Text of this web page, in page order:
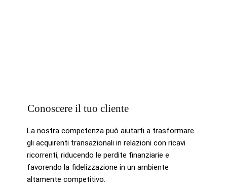
Conoscere il tuo cliente
La nostra competenza può aiutarti a trasformare
gli acquirenti transazionali in relazioni con ricavi
ricorrenti, riducendo le perdite finanziarie e
favorendo la fidelizzazione in un ambiente
altamente competitivo.